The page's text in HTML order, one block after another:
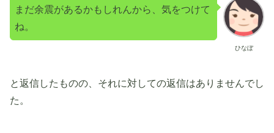
ひなぼ
まだ余震があるかもしれんから、気をつけて
ね。
と返信したものの、それに対しての返信はありませんでし
た。